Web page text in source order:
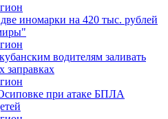
иномарки на 420 тыс. рублей
водителям заливать
заправках
при атаке БПЛА